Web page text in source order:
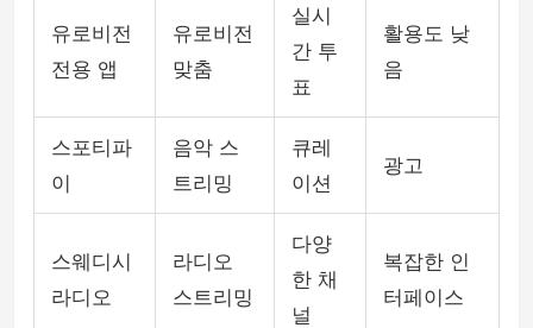
유로비전
전용 앱
유로비전
맞춤
실시
간 투
표
활용도 낮
음
스포티파
이
음악 스
트리밍
큐레
이션
광고
스웨디시
라디오
라디오
스트리밍
다양
한 채
널
복잡한 인
터페이스